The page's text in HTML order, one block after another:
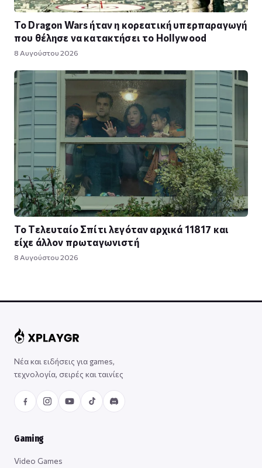
Το Dragon Wars ήταν η κορεατική υπερπαραγωγή
που θέλησε να κατακτήσει το Hollywood
8 Αυγούστου 2026
Το Τελευταίο Σπίτι λεγόταν αρχικά 11817 και
είχε άλλον πρωταγωνιστή
8 Αυγούστου 2026
Νέα και ειδήσεις για games,
τεχνολογία, σειρές και ταινίες
Gaming
Video Games